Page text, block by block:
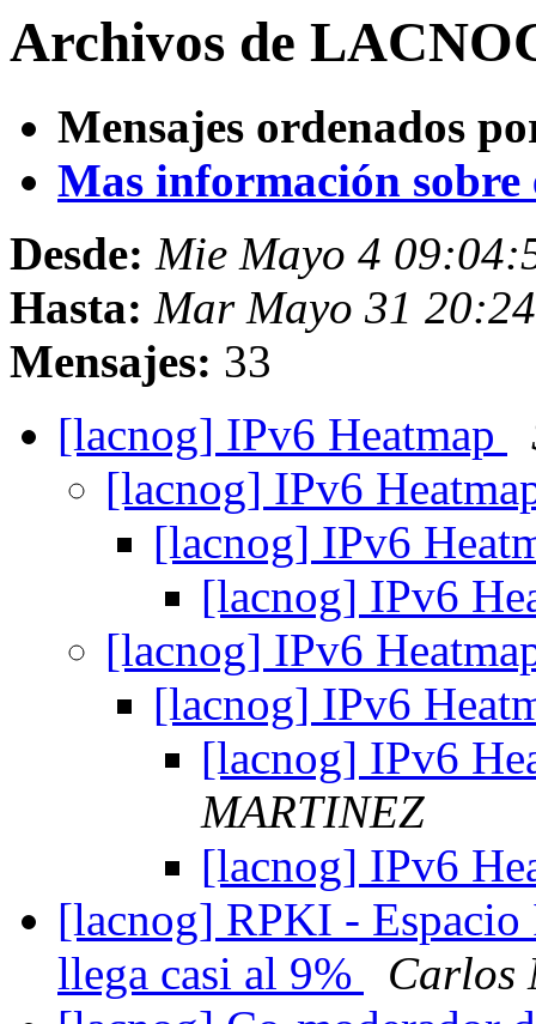
Archivos de
Mensajes ordenados
Mas información sobre
Desde: Mie Mayo 4
Hasta: Mar Mayo 31
Mensajes: 33
[lacnog] IPv6 Heatmap
[lacnog] IPv6
[lacnog] IPv6
[lacnog] IPv6
[lacnog] IPv6
[lacnog] IPv6
[lacnog] IPv6
MARTINEZ
[lacnog] IPv6
[lacnog] RPKI -
llega casi al 9%
Carlos